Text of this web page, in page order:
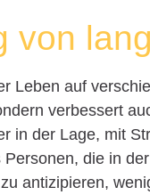
von
Leben auf
verbessert
in der Lage, mit
die in
antizipieren,